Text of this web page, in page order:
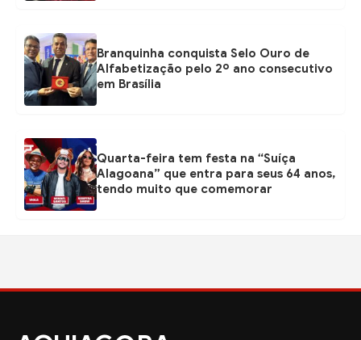
Branquinha conquista Selo Ouro de
Alfabetização pelo 2º ano consecutivo
em Brasília
Quarta-feira tem festa na “Suíça
Alagoana” que entra para seus 64 anos,
tendo muito que comemorar